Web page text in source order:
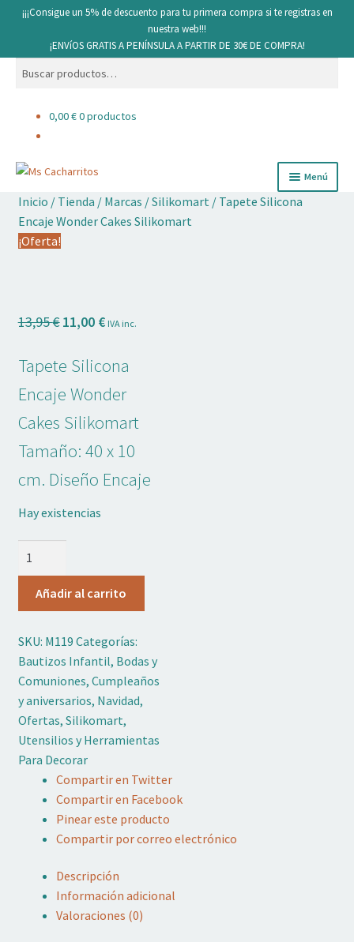
¡¡¡Consigue un 5% de descuento para tu primera compra si te registras en
nuestra web!!!
¡ENVíOS GRATIS A PENÍNSULA A PARTIR DE 30€ DE COMPRA!
0,00€0 productos
Ir
la
navegación
Ir
contenido
Menú
Cacharritos y Utensilios
Pan
Decoración comestible
Adornos No Comestibles
Textil
Temas
Marcas
OFERTAS
Mi cuenta
Lista de deseos
Blog de Repostería
Inicio / Tienda / Marcas /Silikomart / Tapete Silicona
Encaje Wonder Cakes Silikomart
¡Oferta!
13,95€ El
original
13,95 €.
11,00 €El
11,00 €.
IVA inc.
Tapete Silicona
Encaje Wonder
Cakes Silikomart
Tamaño: 40 x 10
cm. Diseño Encaje
Hay existencias
Encaje
Wonder
Silikomart
cantidad
Añadir al carrito
SKU: M119 Categorías:
Bautizos Infantil, Bodas y
Comuniones, Cumpleaños
y aniversarios, Navidad,
Ofertas, Silikomart,
Utensilios y Herramientas
Para Decorar
Compartir en Twitter
Compartir en Facebook
Pinear este producto
Compartir por correo electrónico
Descripción
Información adicional
Valoraciones (0)